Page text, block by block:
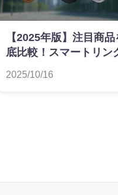
【2025年版】注目商
底比較！スマートリン
2025/10/16